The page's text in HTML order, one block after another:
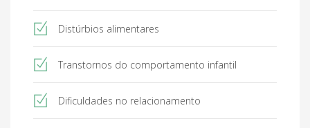
Distúrbios alimentares
Transtornos do comportamento infantil
Dificuldades no relacionamento